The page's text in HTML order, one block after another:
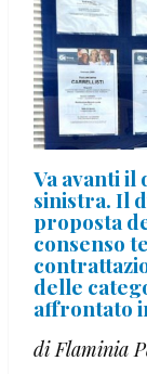
Va avanti
sinistra. Il
proposta
consenso
delle
affrontato
di Flaminia